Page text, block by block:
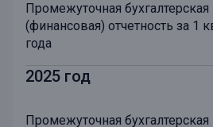
Промежуточная бухгалтерская
(финансовая) отчетность за 1
года
2025 год
Промежуточная бухгалтерская